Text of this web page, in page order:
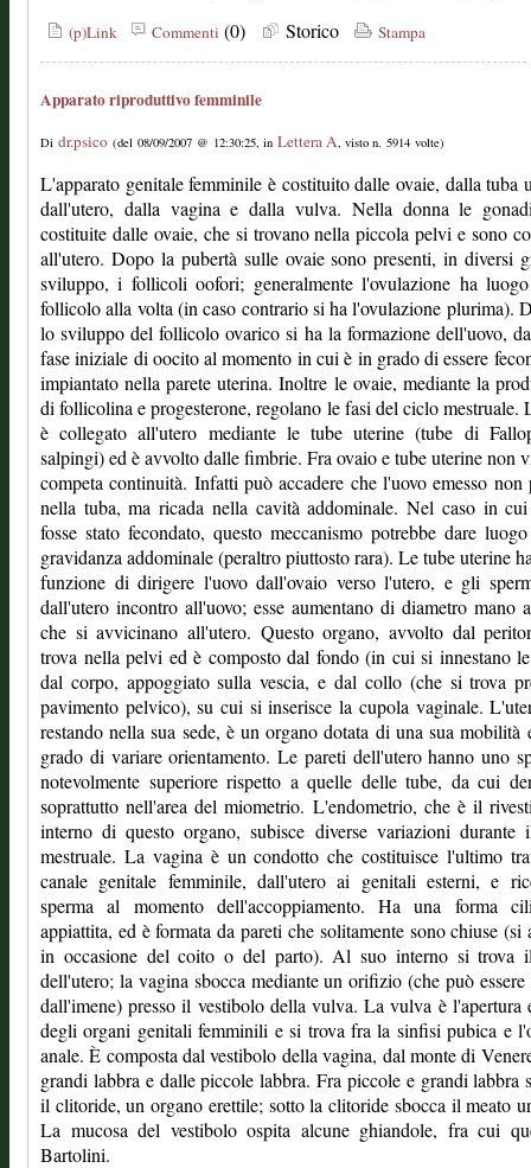
(p)Link Commenti (0) Storico Stampa
Apparato riproduttivo femminile
Di dr.psico (del 08/09/2007 @ 12:30:25, in Lettera A, visto n. 5914 volte)
L'apparato genitale femminile è costituito dalle ovaie, dalla tuba
dall'utero, dalla vagina e dalla vulva. Nella donna le
costituite dalle ovaie, che si trovano nella piccola pelvi e sono
all'utero. Dopo la pubertà sulle ovaie sono presenti, in diversi
sviluppo, i follicoli oofori; generalmente l'ovulazione ha
follicolo alla volta (in caso contrario si ha l'ovulazione plurima).
lo sviluppo del follicolo ovarico si ha la formazione dell'uovo,
fase iniziale di oocito al momento in cui è in grado di essere
impiantato nella parete uterina. Inoltre le ovaie, mediante la
di follicolina e progesterone, regolano le fasi del ciclo mestruale.
è collegato all'utero mediante le tube uterine (tube di
salpingi) ed è avvolto dalle fimbrie. Fra ovaio e tube uterine non
competa continuità. Infatti può accadere che l'uovo emesso non
nella tuba, ma ricada nella cavità addominale. Nel caso in
fosse stato fecondato, questo meccanismo potrebbe dare
gravidanza addominale (peraltro piuttosto rara). Le tube uterine
funzione di dirigere l'uovo dall'ovaio verso l'utero, e gli
dall'utero incontro all'uovo; esse aumentano di diametro mano
che si avvicinano all'utero. Questo organo, avvolto dal
trova nella pelvi ed è composto dal fondo (in cui si innestano
dal corpo, appoggiato sulla vescia, e dal collo (che si trova
pavimento pelvico), su cui si inserisce la cupola vaginale.
restando nella sua sede, è un organo dotata di una sua mobilità
grado di variare orientamento. Le pareti dell'utero hanno uno
notevolmente superiore rispetto a quelle delle tube, da cui
soprattutto nell'area del miometrio. L'endometrio, che è il
interno di questo organo, subisce diverse variazioni durante
mestruale. La vagina è un condotto che costituisce l'ultimo
canale genitale femminile, dall'utero ai genitali esterni, e
sperma al momento dell'accoppiamento. Ha una forma
appiattita, ed è formata da pareti che solitamente sono chiuse (si
in occasione del coito o del parto). Al suo interno si trova
dell'utero; la vagina sbocca mediante un orifizio (che può essere
dall'imene) presso il vestibolo della vulva. La vulva è l'apertura
degli organi genitali femminili e si trova fra la sinfisi pubica e
anale. È composta dal vestibolo della vagina, dal monte di
grandi labbra e dalle piccole labbra. Fra piccole e grandi labbra
il clitoride, un organo erettile; sotto la clitoride sbocca il meato
La mucosa del vestibolo ospita alcune ghiandole, fra cui
Bartolini.